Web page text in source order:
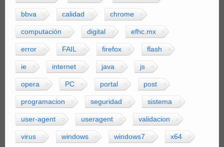
bbva calidad chrome
computación digital efhc.mx
error FAIL firefox flash
ie internet java js
opera PC portal post
programacion seguridad sistema
user-agent useragent validacion
virus windows windows7 x64